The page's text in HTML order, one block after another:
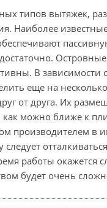
типов вытяжек,
Наиболее
В зависимости
еще на
от друга. Их
можно ближе к
производителем в
работы окажется
будет очень